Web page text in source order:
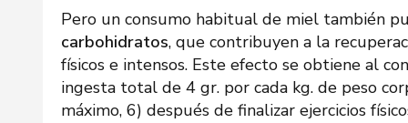
Pero un consumo habitual de miel también
carbohidratos, que contribuyen a la
físicos e intensos. Este efecto se obtiene al
ingesta total de 4 gr. por cada kg. de peso
máximo, 6) después de finalizar ejercicios